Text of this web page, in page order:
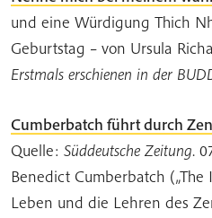
und eine Würdigung Thich
Geburtstag – von Ursula
Erstmals erschienen in der
Cumberbatch führt durch
Quelle: Süddeutsche Zeitung.
Benedict Cumberbatch
Leben und die Lehren des